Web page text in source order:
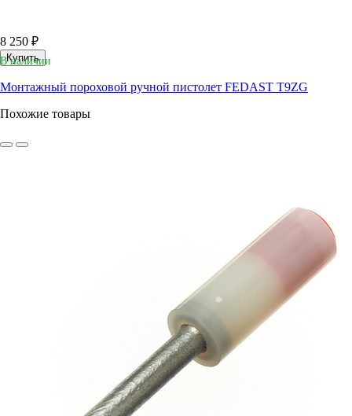
8 250 ₽
Купить
В наличии
Монтажный пороховой ручной пистолет FEDAST Т9ZG
Похожие товары